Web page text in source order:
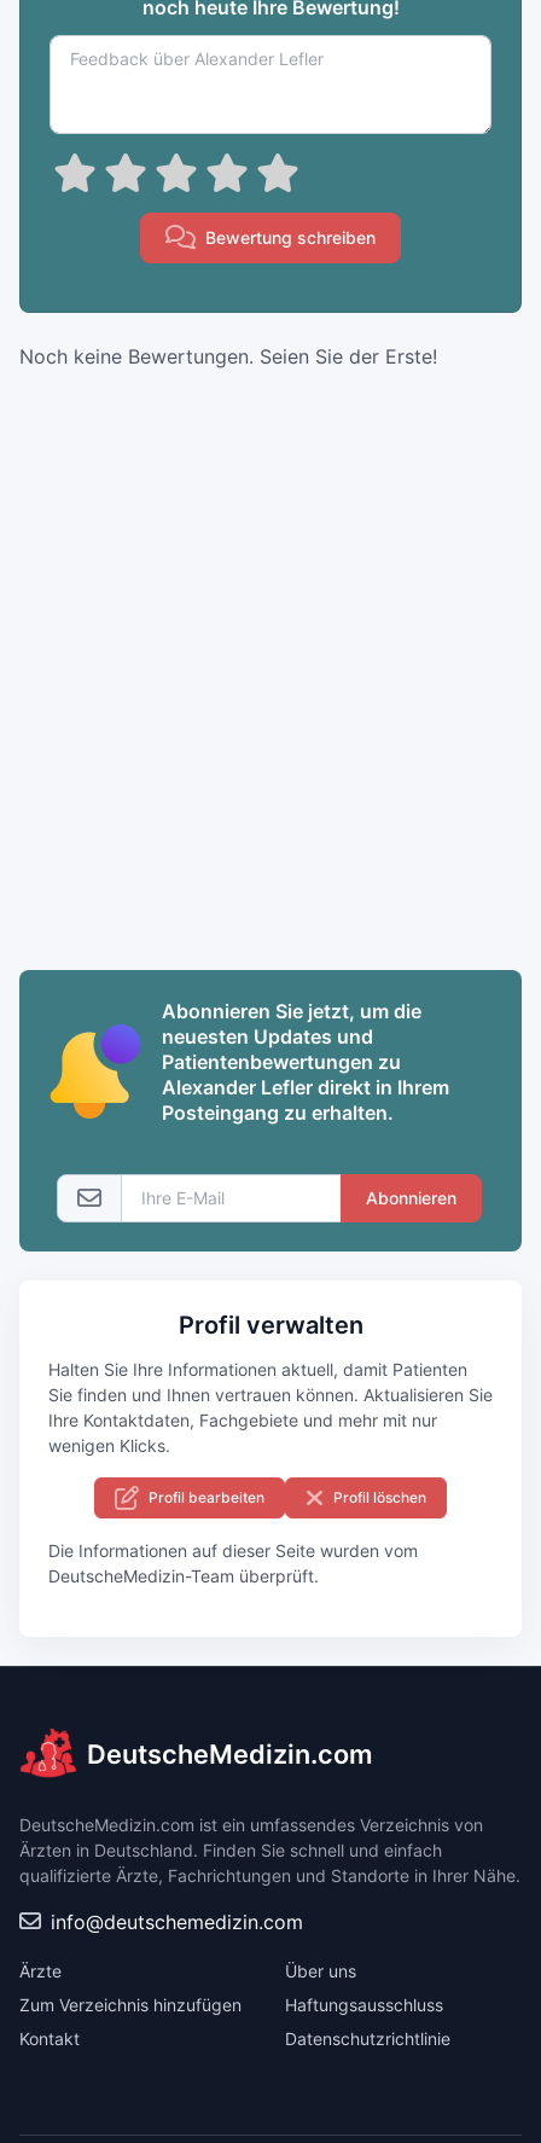
noch heute Ihre Bewertung!
Bewertung schreiben
Noch keine Bewertungen. Seien Sie der Erste!
Abonnieren Sie jetzt, um die
neuesten Updates und
Patientenbewertungen zu
Alexander Lefler direkt in Ihrem
Posteingang zu erhalten.
Abonnieren
Profil verwalten
Halten Sie Ihre Informationen aktuell, damit Patienten
Sie finden und Ihnen vertrauen können. Aktualisieren Sie
Ihre Kontaktdaten, Fachgebiete und mehr mit nur
wenigen Klicks.
Profil bearbeiten Profil löschen
Die Informationen auf dieser Seite wurden vom
DeutscheMedizin-Team überprüft.
DeutscheMedizin.com
DeutscheMedizin.com ist ein umfassendes Verzeichnis von
Ärzten in Deutschland. Finden Sie schnell und einfach
qualifizierte Ärzte, Fachrichtungen und Standorte in Ihrer Nähe.
info@deutschemedizin.com
Ärzte
Zum Verzeichnis hinzufügen
Kontakt
Über uns
Haftungsausschluss
Datenschutzrichtlinie